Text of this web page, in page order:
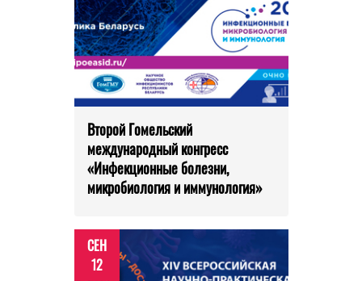
Второй Гомельский
международный конгресс
«Инфекционные болезни,
микробиология и иммунология»
СЕН
12